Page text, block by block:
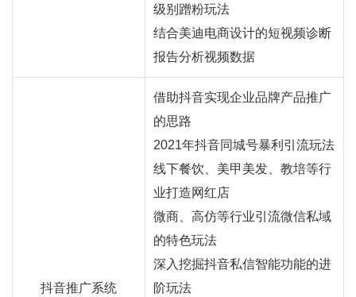
级别蹭粉玩法
结合美迪电商设计的短视频诊断
报告分析视频数据
抖音推广系统
借助抖音实现企业品牌产品推广
的思路
2021年抖音同城号暴利引流玩法
线下餐饮、美甲美发、教培等行
业打造网红店
微商、高仿等行业引流微信私域
的特色玩法
深入挖掘抖音私信智能功能的进
阶玩法